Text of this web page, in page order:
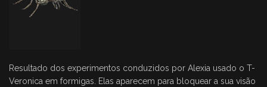
Resultado dos experimentos conduzidos por Alexia usado o T-
Veronica em formigas. Elas aparecem para bloquear a sua visão